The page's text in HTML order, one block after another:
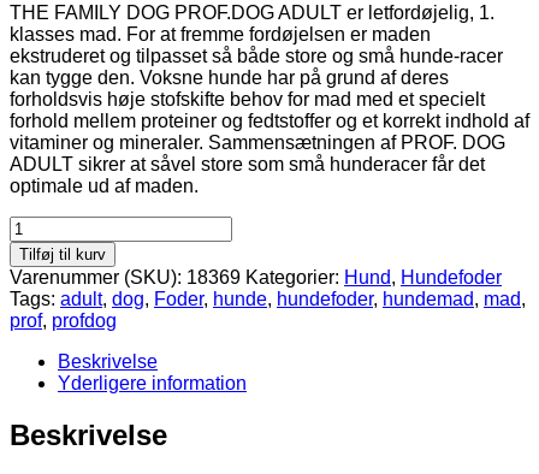
THE FAMILY DOG PROF.DOG ADULT er letfordøjelig, 1.
klasses mad. For at fremme fordøjelsen er maden
ekstruderet og tilpasset så både store og små hunde-racer
kan tygge den. Voksne hunde har på grund af deres
forholdsvis høje stofskifte behov for mad med et specielt
forhold mellem proteiner og fedtstoffer og et korrekt indhold af
vitaminer og mineraler. Sammensætningen af PROF. DOG
ADULT sikrer at såvel store som små hunderacer får det
optimale ud af maden.
Adult
familie
Hunden
12
kg
antal
Tilføj til kurv
Varenummer (SKU): 18369 Kategorier: Hund, Hundefoder
Tags: adult, dog, Foder, hunde, hundefoder, hundemad, mad,
prof, profdog
Beskrivelse
Yderligere information
Beskrivelse